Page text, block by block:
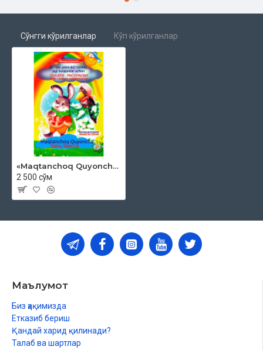
Сўнгги кўрилганлар Кўп кўрилганлар
«Maqtanchoq Quyoncha»
2 500 сўм
Маълумот
Биз ҳақимизда
Етказиб бериш
Қандай харид қилинади?
Талаб ва шартлар